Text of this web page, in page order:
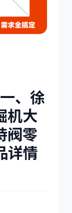
住友
、徐
机大
阀零
详情